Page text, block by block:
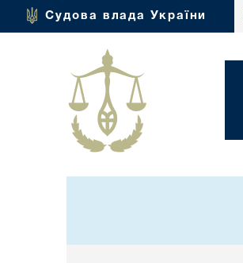
Судова влада України